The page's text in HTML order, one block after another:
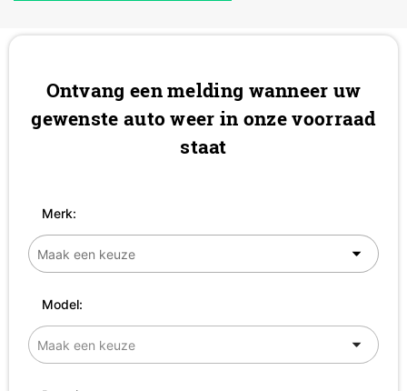
Ontvang een melding wanneer uw
gewenste auto weer in onze voorraad
staat
Merk:
Model: